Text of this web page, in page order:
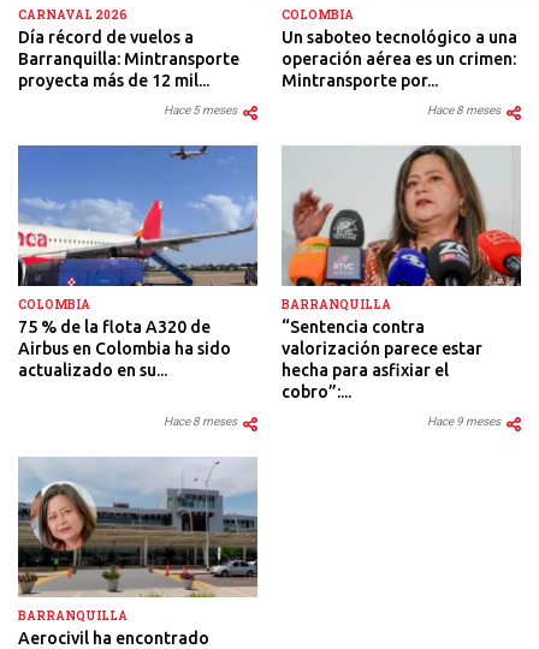
CARNAVAL 2026
Día récord de vuelos a
Barranquilla: Mintransporte
proyecta más de 12 mil...
Hace 5 meses
COLOMBIA
Un saboteo tecnológico a una
operación aérea es un crimen:
Mintransporte por...
Hace 8 meses
COLOMBIA
75 % de la flota A320 de
Airbus en Colombia ha sido
actualizado en su...
Hace 8 meses
BARRANQUILLA
“Sentencia contra
valorización parece estar
hecha para asfixiar el
cobro”:...
Hace 9 meses
BARRANQUILLA
Aerocivil ha encontrado